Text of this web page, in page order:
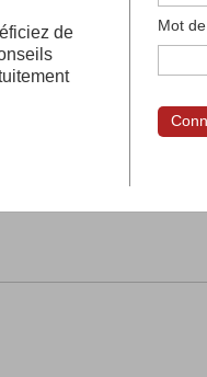
gratuitement
de
Mot